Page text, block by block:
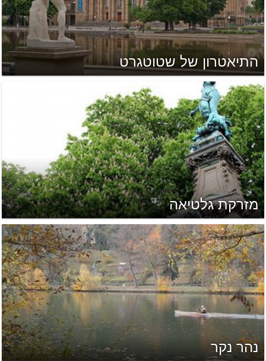
התיאטרון של שטוטגרט
מזרקת גלטיאה
נהר נקר